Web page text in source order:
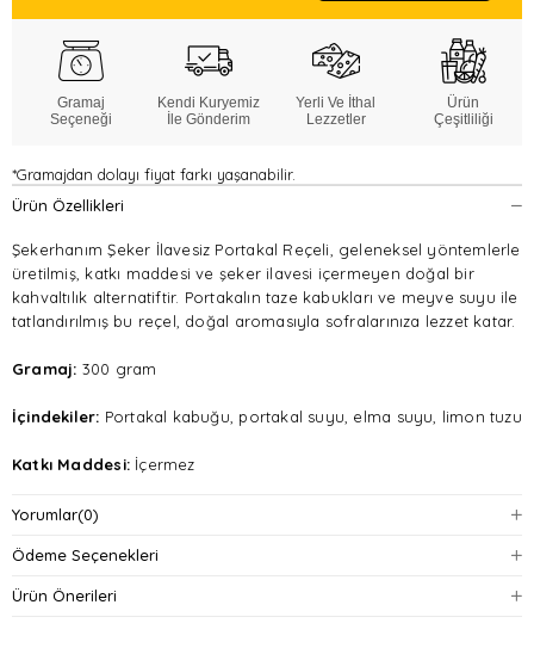
Gramaj
Seçeneği
Kendi Kuryemiz
İle Gönderim
Yerli Ve İthal
Lezzetler
Ürün
Çeşitliliği
*Gramajdan dolayı fiyat farkı yaşanabilir.
Ürün Özellikleri
Şekerhanım Şeker İlavesiz Portakal Reçeli, geleneksel yöntemlerle
üretilmiş, katkı maddesi ve şeker ilavesi içermeyen doğal bir
kahvaltılık alternatiftir. Portakalın taze kabukları ve meyve suyu ile
tatlandırılmış bu reçel, doğal aromasıyla sofralarınıza lezzet katar.
Gramaj: 300 gram
İçindekiler: Portakal kabuğu, portakal suyu, elma suyu, limon tuzu
Katkı Maddesi: İçermez
Glikoz Şurubu:
Üretim Yöntemi:Geleneksel yöntemlerle hazırlanmıştır
Yorumlar(0)
Ödeme Seçenekleri
Ürün Önerileri